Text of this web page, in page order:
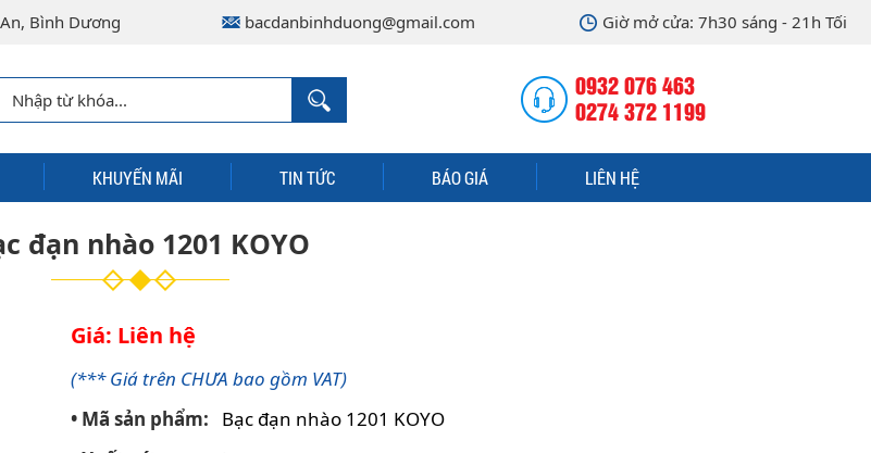
Bình Dương bacdanbinhduong@gmail.com Giờ mở cửa: 7h30 sáng - 21h Tối
0932 076 463
0274 372 1199
KHUYẾN MÃI TIN TỨC BÁO GIÁ LIÊN HỆ
đạn nhào 1201 KOYO
Giá: Liên hệ
(*** Giá trên CHƯA bao gồm VAT)
• Mã sản phẩm:
Bạc đạn nhào 1201 KOYO